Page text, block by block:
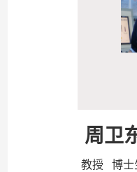
周卫
教授 博士